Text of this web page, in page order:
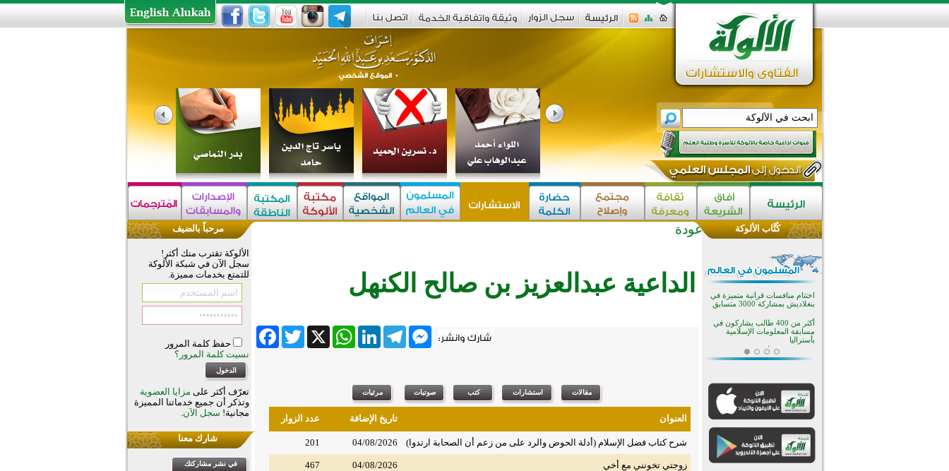
عودة
الداعية عبدالعزيز بن صالح الكنهل
FacebookTwitter X
WhatsApp
LinkedIn
Telegram
Messenger
العنوان تاريخ الإضافة عدد الزوار
شرح كتاب فضل الإسلام (أدلة الحوض والرد على من زعم أن الصحابة ارتدوا) 04/08/2026
201
زوجتي تخونني مع أخي 04/08/2026
467
مرحباً بالضيف
الألوكة تقترب منك أكثر!
سجل الآن في شبكة الألوكة
للتمتع بخدمات مميزة.
حفظ كلمة المرور
نسيت كلمة المرور؟
تعرّف أكثر على مزايا العضوية
وتذكر أن جميع خدماتنا المميزة
مجانية! سجل الآن.
شارك معنا
في نشر مشاركتك
كُتَّاب الألوكة
اختتام الدورة التاسعة لمسابقة حفظ
تيسليتش تختتم برنامجا تعليميا لتعزيز
القيم وبناء الشخصية للشباب
المسلمين
اختتام منافسات قرآنية متميزة في
بنغلاديش بمشاركة 3000 متسابق
أكثر من 400 طالب يشاركون في
مسابقة المعلومات الإسلامية
بأستراليا
افتتاح تاريخي لأول مسجد في بلييفليا
بالجبل الأسود منذ أكثر من قرن
مسجد جديد في أجواء إيمانية مميزة
أكبر مشروع إسلامي في ريف
أستراليا يفتتح أبوابه بعد سنوات من
القرآن والتربية في صدارة البرامج
الصيفية للمسلمين في بينزا
وساراتوف وموردوفيا هذا العام
اختتام الدورة التاسعة لمسابقة حفظ